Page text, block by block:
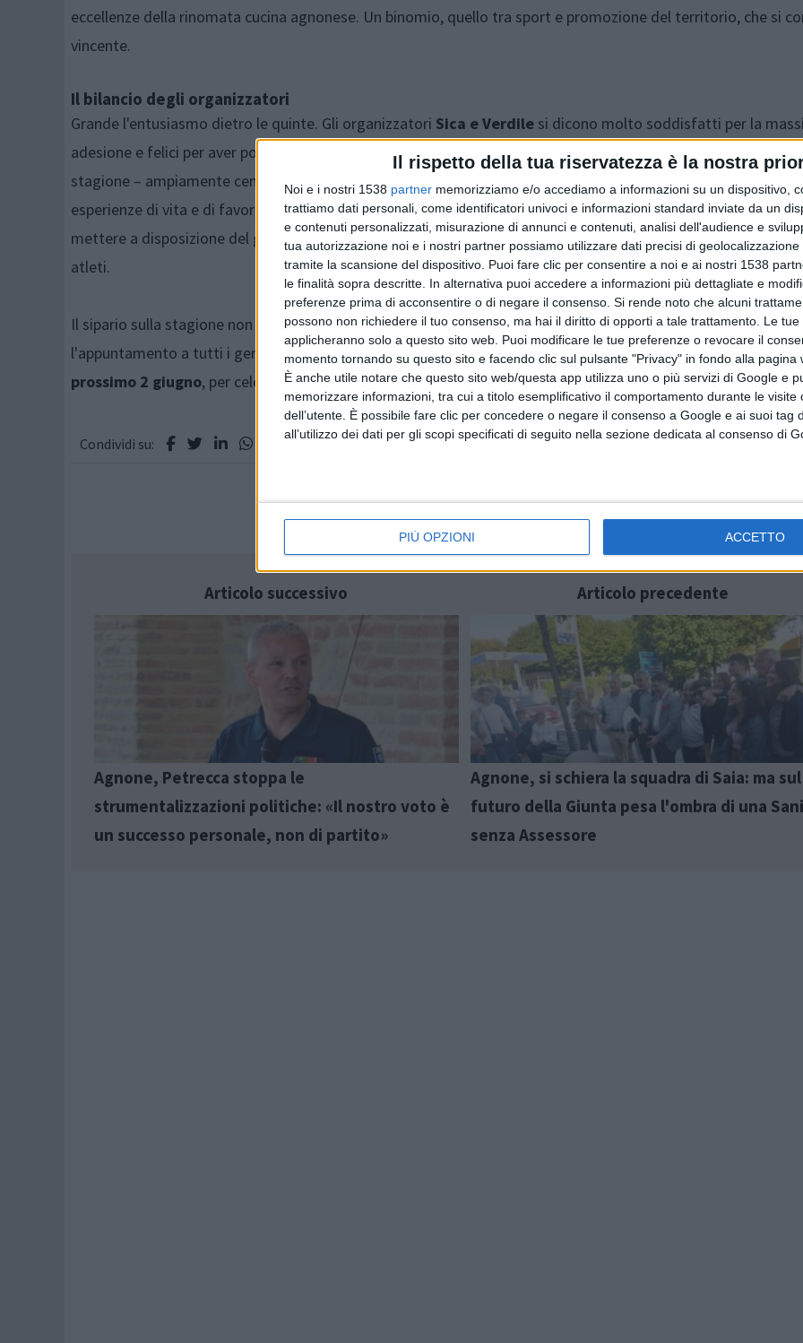
Il rispetto della tua riservatezza è la nostra
Noi e i nostri 1538 partner memorizziamo e/o accediamo a informazioni su un dispositivo,
trattiamo dati personali, come identificatori univoci e informazioni standard inviate da un
e contenuti personalizzati, misurazione di annunci e contenuti, analisi dell'audience e
tua autorizzazione noi e i nostri partner possiamo utilizzare dati precisi di
tramite la scansione del dispositivo. Puoi fare clic per consentire a noi e ai nostri 1538
le finalità sopra descritte. In alternativa puoi accedere a informazioni più dettagliate e
preferenze prima di acconsentire o di negare il consenso. Si rende noto che alcuni
possono non richiedere il tuo consenso, ma hai il diritto di opporti a tale trattamento. Le
applicheranno solo a questo sito web. Puoi modificare le tue preferenze o revocare il
momento tornando su questo sito e facendo clic sul pulsante "Privacy" in fondo alla pagina
È anche utile notare che questo sito web/questa app utilizza uno o più servizi di Google e
memorizzare informazioni, tra cui a titolo esemplificativo il comportamento durante le visite
dell’utente. È possibile fare clic per concedere o negare il consenso a Google e ai suoi tag
all’utilizzo dei dati per gli scopi specificati di seguito nella sezione dedicata al consenso di
PIÙ OPZIONI ACCETTO
eccellenze della rinomata cucina agnonese. Un binomio, quello tra sport e promozione del territorio, che si
vincente.
Il bilancio degli organizzatori
Grande l'entusiasmo dietro le quinte. Gli organizzatori Sica e Verdilesi dicono molto soddisfatti per la
adesione e felici per aver portato avanti, ancora una volta, una programmazione seria e di spessore.
stagione – ampiamente centrato – è stato quello di far vivere a tutti i ragazzi della Scuola Calcio bellissime
esperienze di vita e di favorire una netta crescita tecnica. Risultati possibili solo grazie alla scelta della
mettere a disposizione del gruppo tecnici qualificati, capaci di operare con profonda passione e amore verso
atleti.
Il sipario sulla stagione non si chiuderà però con il fischio finale del torneo. Gli organizzatori hanno già
l'appuntamento a tutti i genitori e ai ragazzi degli Esordienti per la grandefesta finale del torneo, in
prossimo 2 giugno, per celebrare un anno di calcio, amicizia e grandi valori granata.
Condividi su:
Articolo successivo
Agnone, Petrecca stoppa le
strumentalizzazioni politiche: «Il nostro voto è
un successo personale, non di partito»
Articolo precedente
Agnone, si schiera la squadra di Saia: ma sul
futuro della Giunta pesa l'ombra di una
senza Assessore